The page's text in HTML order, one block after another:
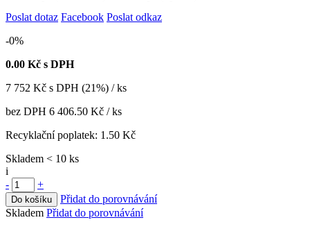
Poslat dotaz Facebook Poslat odkaz
-0%
0.00 Kč s DPH
7 752 Kč s DPH (21%) / ks
bez DPH 6 406.50 Kč / ks
Recyklační poplatek: 1.50 Kč
Skladem < 10 ks
i
-
+
Do košíku
Přidat do porovnávání
Skladem Přidat do porovnávání